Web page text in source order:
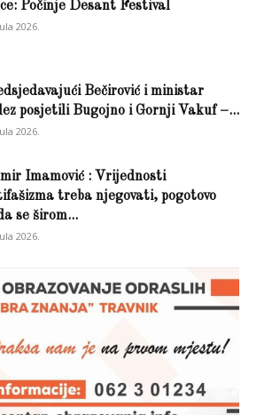
Počinje Desant Festival
2026.
Bečirović i ministar
posjetili Bugojno i Gornji Vakuf –...
2026.
Imamović : Vrijednosti
treba njegovati, pogotovo
se širom...
2026.